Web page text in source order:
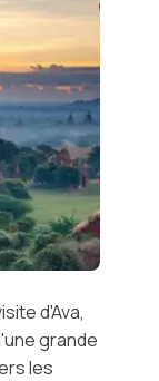
d'Ava,
grande
les